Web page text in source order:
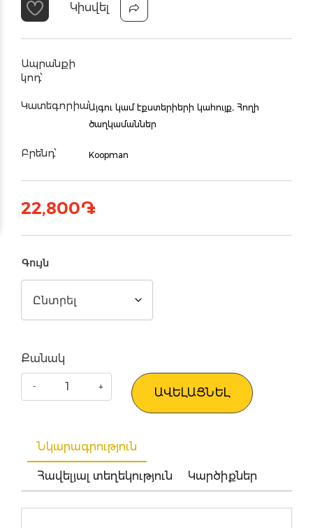
Կիսվել
Ապրանքի
կոդ՝
Կատեգորիա՝Այգու կամ էքստերիերի կահույք, Հողի
ծաղկամաններ
Բրենդ՝ Koopman
22,800֏
Գույն
Քանակ
ԱՎԵԼԱՑՆԵԼ
Նկարագրություն
Հավելյալ տեղեկություն Կարծիքներ